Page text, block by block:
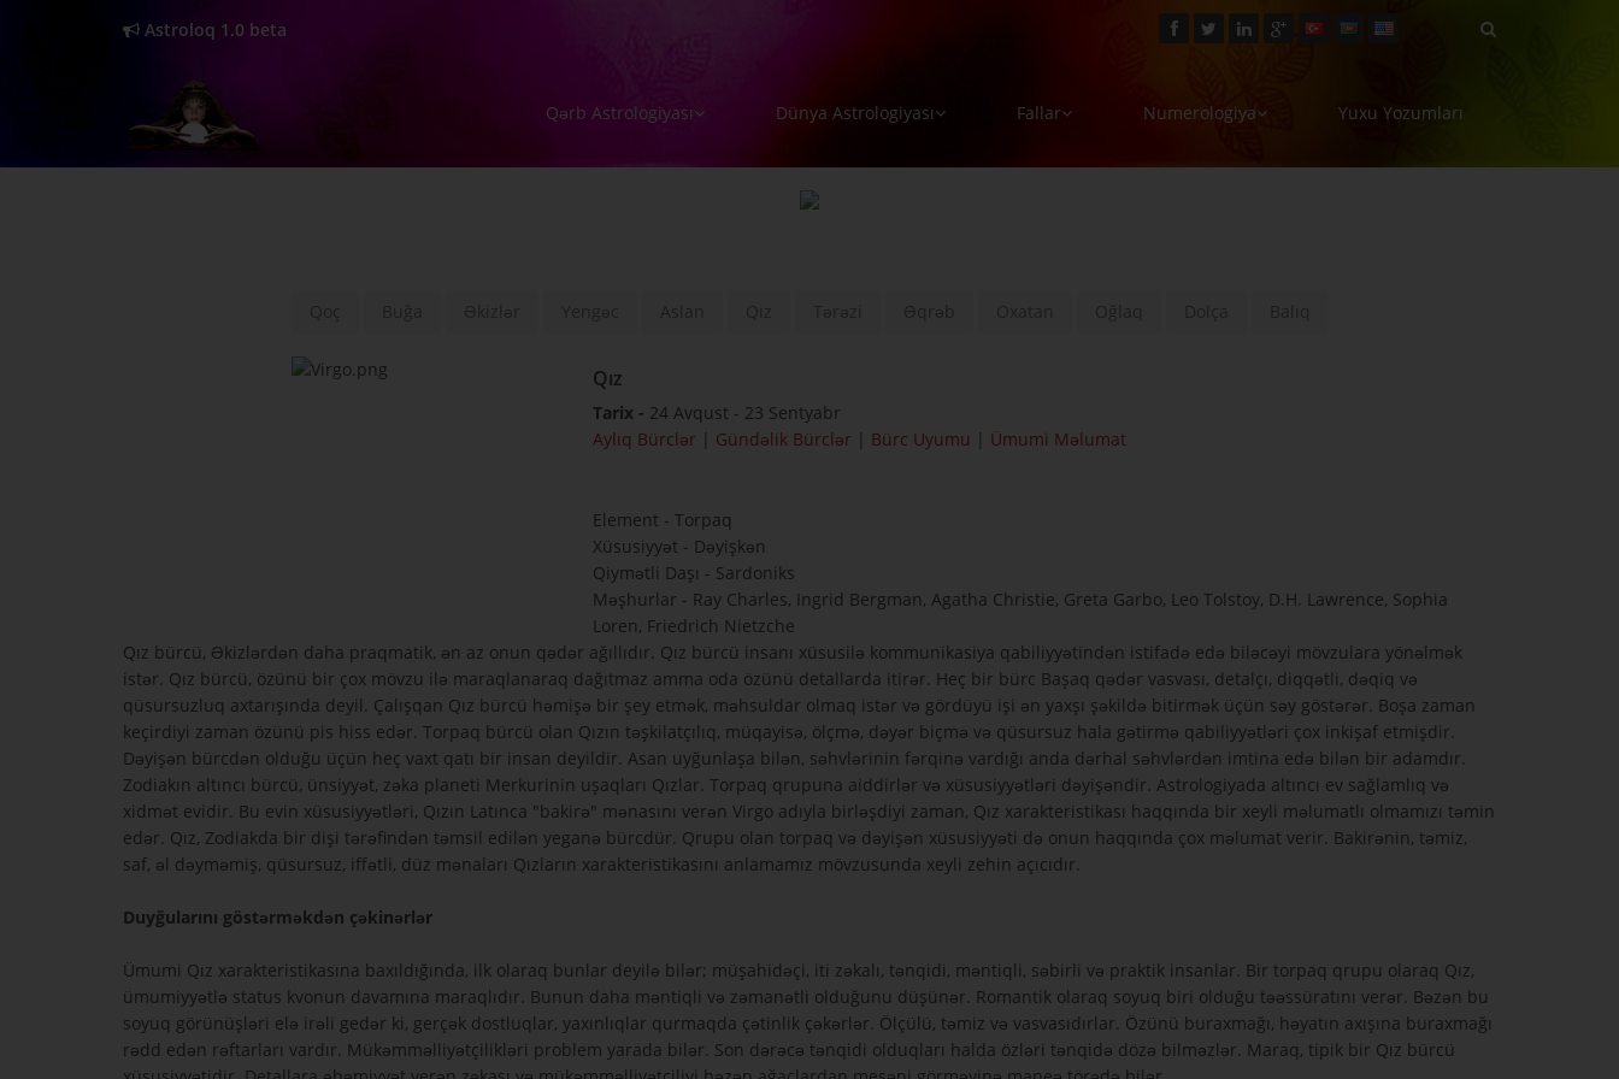
Astroloq 1.0 beta
Qərb Astrologiyası Dünya Astrologiyası Fallar Numerologiya Yuxu Yozumları
Qız
Tarix - 24 Avqust - 23 Sentyabr
Aylıq Bürclər
Gündəlik Bürclər Bürc Uyumu Ümumi Məlumat
Element - Torpaq
Xüsusiyyət - Dəyişkən
Qiymətli Daşı - Sardoniks
Məşhurlar - Ray Charles, Ingrid Bergman, Agatha Christie, Greta Garbo, Leo Tolstoy, D.H. Lawrence, Sophia
Loren, Friedrich Nietzche
Qız bürcü, Əkizlərdən daha praqmatik, ən az onun qədər ağıllıdır. Qız bürcü insanı xüsusilə kommunikasiya qabiliyyətindən istifadə edə biləcəyi mövzulara yönəlmək
istər. Qız bürcü, özünü bir çox mövzu ilə maraqlanaraq dağıtmaz amma oda özünü detallarda itirər. Heç bir bürc Başaq qədər vasvası, detalçı, diqqətli, dəqiq və
qüsursuzluq axtarışında deyil. Çalışqan Qız bürcü həmişə bir şey etmək, məhsuldar olmaq istər və gördüyü işi ən yaxşı şəkildə bitirmək üçün səy göstərər. Boşa zaman
keçirdiyi zaman özünü pis hiss edər. Torpaq bürcü olan Qızın təşkilatçılıq, müqayisə, ölçmə, dəyər biçmə və qüsursuz hala gətirmə qabiliyyətləri çox inkişaf etmişdir.
Dəyişən bürcdən olduğu üçün heç vaxt qatı bir insan deyildir. Asan uyğunlaşa bilən, səhvlərinin fərqinə vardığı anda dərhal səhvlərdən imtina edə bilən bir adamdır.
Zodiakın altıncı bürcü, ünsiyyət, zəka planeti Merkurinin uşaqları Qızlar. Torpaq qrupuna aiddirlər və xüsusiyyətləri dəyişəndir. Astrologiyada altıncı ev sağlamlıq və
xidmət evidir. Bu evin xüsusiyyətləri, Qızın Latınca "bakirə" mənasını verən Virgo adıyla birləşdiyi zaman, Qız xarakteristikası haqqında bir xeyli məlumatlı olmamızı təmin
edər. Qız, Zodiakda bir dişi tərəfindən təmsil edilən yeganə bürcdür. Qrupu olan torpaq və dəyişən xüsusiyyəti də onun haqqında çox məlumat verir. Bakirənin, təmiz,
saf, əl dəyməmiş, qüsursuz, iffətli, düz mənaları Qızların xarakteristikasını anlamamız mövzusunda xeyli zehin açıcıdır.
Duyğularını göstərməkdən çəkinərlər
Ümumi Qız xarakteristikasına baxıldığında, ilk olaraq bunlar deyilə bilər; müşahidəçi, iti zəkalı, tənqidi, məntiqli, səbirli və praktik insanlar. Bir torpaq qrupu olaraq Qız,
ümumiyyətlə status kvonun davamına maraqlıdır. Bunun daha məntiqli və zəmanətli olduğunu düşünər. Romantik olaraq soyuq biri olduğu təəssüratını verər. Bəzən bu
soyuq görünüşləri elə irəli gedər ki, gerçək dostluqlar, yaxınlıqlar qurmaqda çətinlik çəkərlər. Ölçülü, təmiz və vasvasıdırlar. Özünü buraxmağı, həyatın axışına buraxmağı
rədd edən rəftarları vardır. Mükəmməlliyətçilikləri problem yarada bilər. Son dərəcə tənqidi olduqları halda özləri tənqidə dözə bilməzlər. Maraq, tipik bir Qız bürcü